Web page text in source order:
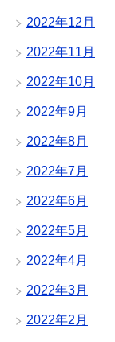
2022年12月
2022年11月
2022年10月
2022年9月
2022年8月
2022年7月
2022年6月
2022年5月
2022年4月
2022年3月
2022年2月